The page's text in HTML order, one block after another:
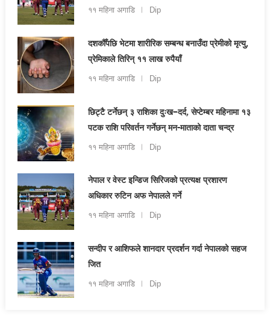
११ महिना अगाडि Dip
दशकौँपछि भेटमा शारीरिक सम्बन्ध बनाउँदा प्रेमीको मृत्यु,
प्रेमिकाले तिरिन् ११ लाख रुपैयाँ
११ महिना अगाडि Dip
छिट्टै टर्नेछन् ३ राशिका दुःख–दर्द, सेप्टेम्बर महिनामा १३
पटक राशि परिवर्तन गर्नेछन् मन-माताको दाता चन्द्र
११ महिना अगाडि Dip
नेपाल र वेस्ट इन्डिज सिरिजको प्रत्यक्ष प्रशारण
अधिकार रुटिन अफ नेपालले गर्ने
११ महिना अगाडि Dip
सन्दीप र आशिफले शानदार प्रदर्शन गर्दा नेपालको सहज
जित
११ महिना अगाडि Dip